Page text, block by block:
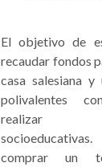
El objetivo de
recaudar fondos
casa salesiana
polivalentes
realizar
comprar un